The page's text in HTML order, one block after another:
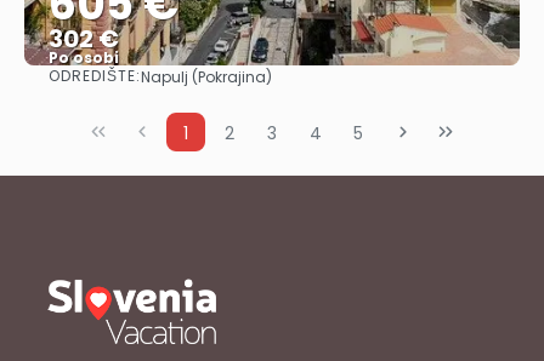
302 €
Po osobi
Vidjeti
ODREDIŠTE:Napulj (Pokrajina)
1 2 3 4 5